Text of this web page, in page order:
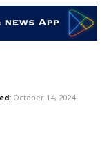
October 14, 2024